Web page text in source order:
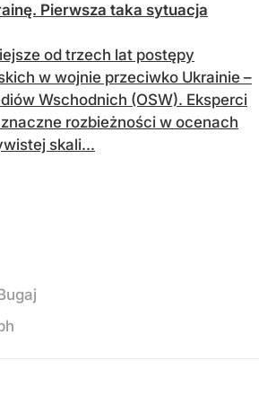
Pierwsza taka sytuacja
od trzech lat postępy
w wojnie przeciwko Ukrainie –
Wschodnich (OSW). Eksperci
rozbieżności w ocenach
skali...